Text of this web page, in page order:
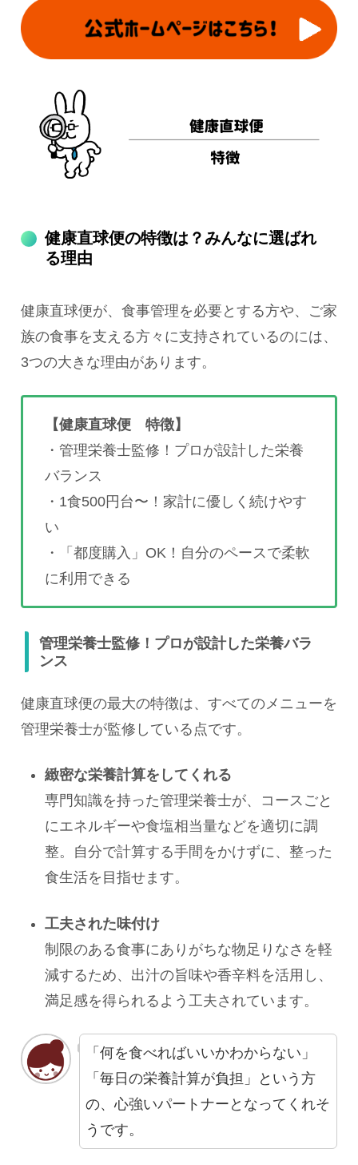
健康直球便の特徴は？みんなに選ばれ
る理由
健康直球便が、食事管理を必要とする方や、ご家
族の食事を支える方々に支持されているのには、
3つの大きな理由があります。
【健康直球便 特徴】
・管理栄養士監修！プロが設計した栄養
バランス
・1食500円台〜！家計に優しく続けやす
い
・「都度購入」OK！自分のペースで柔軟
に利用できる
管理栄養士監修！プロが設計した栄養バラ
ンス
健康直球便の最大の特徴は、すべてのメニューを
管理栄養士が監修している点です。
緻密な栄養計算をしてくれる
専門知識を持った管理栄養士が、コースごと
にエネルギーや食塩相当量などを適切に調
整。自分で計算する手間をかけずに、整った
食生活を目指せます。
工夫された味付け
制限のある食事にありがちな物足りなさを軽
減するため、出汁の旨味や香辛料を活用し、
満足感を得られるよう工夫されています。
「何を食べればいいかわからない」
「毎日の栄養計算が負担」という方
の、心強いパートナーとなってくれそ
うです。